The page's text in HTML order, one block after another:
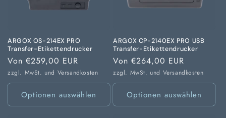
ARGOX OS-214EX PRO
Transfer-Etikettendrucker
Normaler
Preis
Von €259,00 EUR
zzgl. MwSt. und Versandkosten
Optionen auswählen
ARGOX CP-2140EX PRO USB
Transfer-Etikettendrucker
Normaler
Preis
Von €264,00 EUR
zzgl. MwSt. und Versandkosten
Optionen auswählen